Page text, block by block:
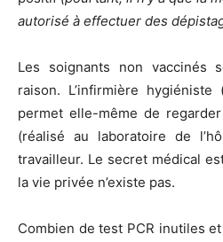
autorisé à effectuer des
Les soignants non vaccinés
raison. L’infirmière hygiéniste
permet elle-même de
(réalisé au laboratoire de
travailleur. Le secret médical
la vie privée n’existe pas.
Combien de test PCR inutiles